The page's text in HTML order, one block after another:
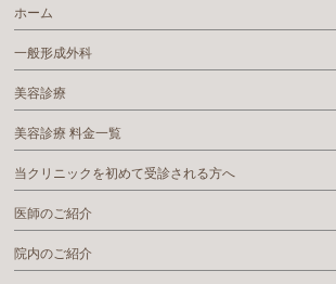
ホーム
一般形成外科
美容診療
美容診療 料金一覧
当クリニックを初めて受診される方へ
医師のご紹介
院内のご紹介